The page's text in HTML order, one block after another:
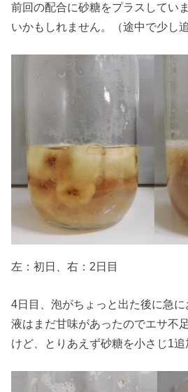
前回の配合に砂糖をプラスしてい
いかもしれません。（途中で少し
左：初日、右：2日目
4日目、泡がちょっと出た後に急
液はまだ甘味があったのでエサ不
けど、とりあえず砂糖を小さじ1追